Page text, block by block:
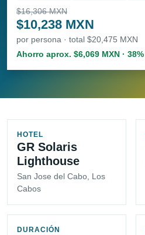
$16,306 MXN
$10,238 MXN
por persona · total $20,475 MXN
Ahorro aprox. $6,069 MXN · 38%
HOTEL
GR Solaris
Lighthouse
San Jose del Cabo, Los
Cabos
DURACIÓN